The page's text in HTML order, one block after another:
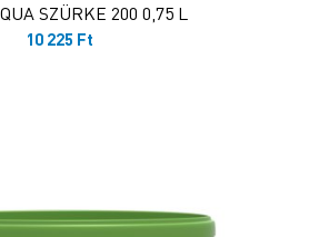
SZÜRKE 200 0,75 L
10 225 Ft